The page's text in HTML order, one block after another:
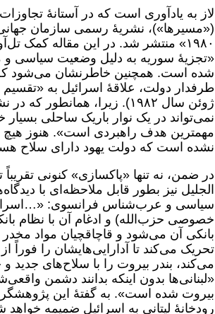
(«مسیرها»)، نشریۀ رسمی سازمان جهانی
١٩٨٠» منتشر شد. در این مقاله کمک
«تجزیۀ سوریه به دلیل وضعیت سیاسی و
شده است. همچنین خاطرنشان می‌شود که
ژوئن سال ١٩٨٢). زیرا،
نمی‌تواند در یک نوار باریک ساحلی
مهمترین هدف راهبردی است». هنوز هیچ
نشده است که دولت یهود دارای سلاح
در ضمن، نه تنها «پاکسازی» کنونی
الجلیل نیز بطور قابل ملاحظه‌ای با
سیاسی و عرب‌شناس فرانسوی:
خصوصی حزب‌الله) و ادغام آن با نظام
بانکی آن می‌شود و قاچاقچیان مواد مخدر
تحریک می‌کند تا آدارایی‌هایشان را فوراً
می‌کند، بندر بیروت را با سلاح‌های
«لبنانی‌ها بدون اینکه بدانند دشمن
بیروت شده است». به گفتۀ این
رودخانۀ لیتانی به اسرائیل ضمیمه